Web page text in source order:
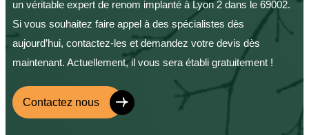
un véritable expert de renom implanté à Lyon 2 dans le 69002.
Si vous souhaitez faire appel à des spécialistes dès
aujourd’hui, contactez-les et demandez votre devis dès
maintenant. Actuellement, il vous sera établi gratuitement !
Contactez nous